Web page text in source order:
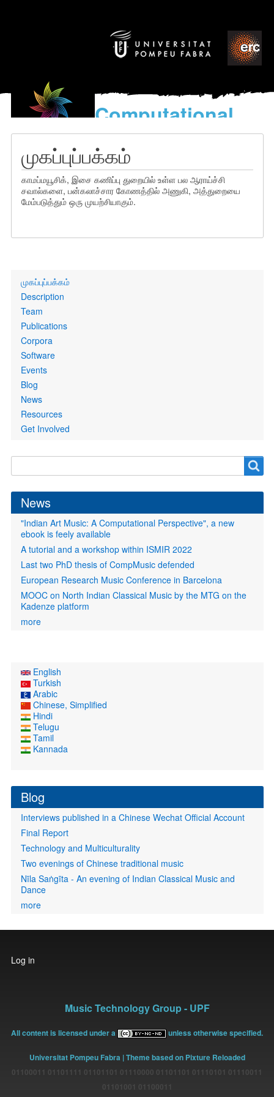
Computational
models
for the discovery of the
World’s Music
முகப்புப்பக்கம்
காமப்மயூசிக், இசை கணிப்பு துறையில் உள்ள பல ஆராய்ச்சி
சவால்களை, பன்கலாச்சார கோணத்தில் அணுகி, அத்துறையை
மேம்படுத்தும் ஒரு முயற்சியாகும்.
Primary
links
முகப்புப்பக்கம்
Description
Team
Publications
Corpora
Software
Events
Blog
News
Resources
Get Involved
form
News
"Indian Art Music: A Computational Perspective", a new
ebook is feely available
A tutorial and a workshop within ISMIR 2022
Last two PhD thesis of CompMusic defended
European Research Music Conference in Barcelona
MOOC on North Indian Classical Music by the MTG on the
Kadenze platform
more
English
Turkish
Arabic
Chinese, Simplified
Hindi
Telugu
Tamil
Kannada
Blog
Interviews published in a Chinese Wechat Official Account
Final Report
Technology and Multiculturality
Two evenings of Chinese traditional music
Nīla Saṅgīta - An evening of Indian Classical Music and
Dance
more
User
account
Log in
Music Technology Group - UPF
All content is licensed under a unless otherwise specified.
Universitat Pompeu Fabra | Theme based on Pixture Reloaded
01100011 01101111 01101101 01110000 01101101 01110101 01110011